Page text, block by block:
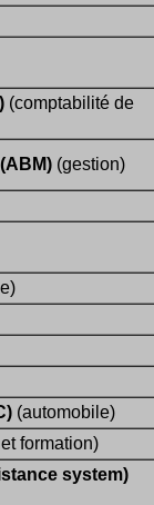
(comptabilité de
(gestion)
(automobile)
formation)
system)